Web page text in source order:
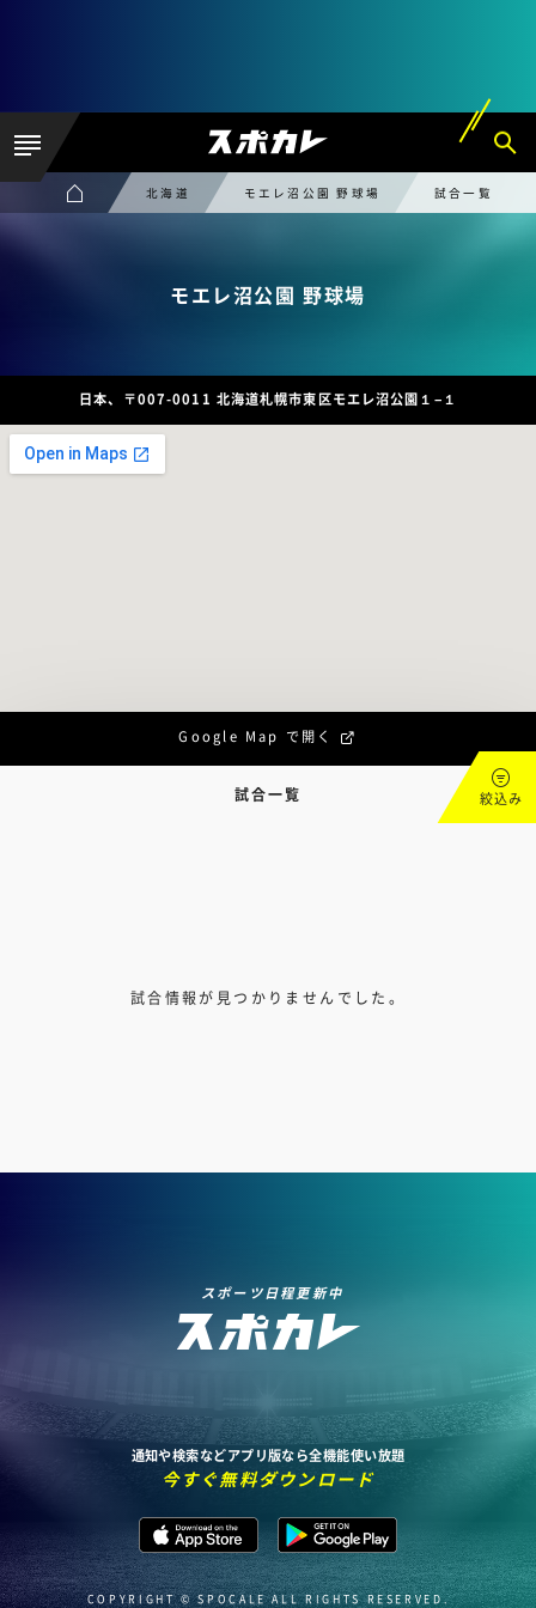
北海道 モエレ沼公園 野球場 試合一覧
モエレ沼公園 野球場
日本、〒007-0011 北海道札幌市東区モエレ沼公園１−１
Google Map で開く
試合一覧 絞込み
試合情報が見つかりませんでした。
スポーツ日程更新中
通知や検索などアプリ版なら全機能使い放題
今すぐ無料ダウンロード
COPYRIGHT © SPOCALE ALL RIGHTS RESERVED.